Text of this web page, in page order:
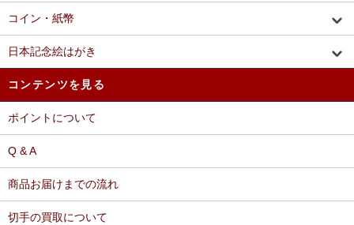
コイン・紙幣
日本記念絵はがき
コンテンツを見る
ポイントについて
Q & A
商品お届けまでの流れ
切手の買取について